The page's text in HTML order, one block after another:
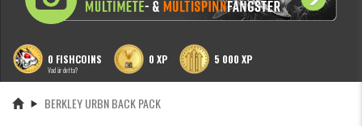
0 FISHCOINS
Vad är detta?
0 XP 5 000 XP
BERKLEY URBN BACK PACK